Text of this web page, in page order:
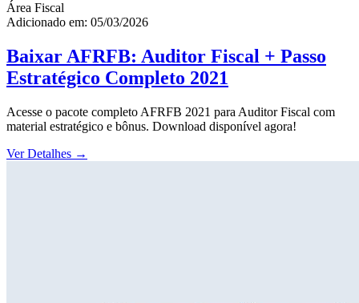
Área Fiscal
Adicionado em: 05/03/2026
Baixar AFRFB: Auditor Fiscal + Passo
Estratégico Completo 2021
Acesse o pacote completo AFRFB 2021 para Auditor Fiscal com
material estratégico e bônus. Download disponível agora!
Ver Detalhes →